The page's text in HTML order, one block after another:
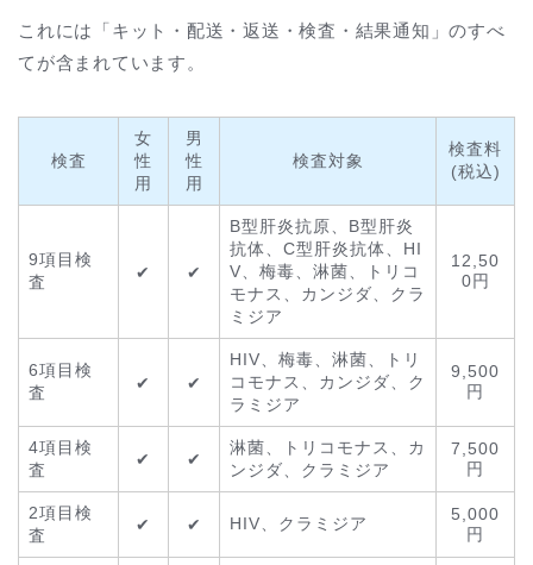
これには「キット・配送・返送・検査・結果通知」のすべ
てが含まれています。
検査
女
性
用
男
性
用
検査対象
検査料
(税込)
9項目検
査
✔ ✔
B型肝炎抗原、B型肝炎
抗体、C型肝炎抗体、HI
V、梅毒、淋菌、トリコ
モナス、カンジダ、クラ
ミジア
12,50
0円
6項目検
査
✔ ✔
HIV、梅毒、淋菌、トリ
コモナス、カンジダ、ク
ラミジア
9,500
円
4項目検
査
✔ ✔
淋菌、トリコモナス、カ
ンジダ、クラミジア
7,500
円
2項目検
査
✔ ✔ HIV、クラミジア
5,000
円